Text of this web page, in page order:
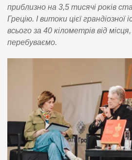
приблизно на 3,5 тисячі років
Грецію. І витоки цієї грандіозної
всього за 40 кілометрів від
перебуваємо.